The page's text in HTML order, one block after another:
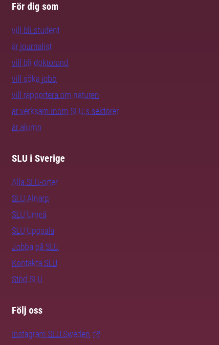
För dig som
vill bli student
är journalist
vill bli doktorand
vill söka jobb
vill rapportera om naturen
är verksam inom SLU:s sektorer
är alumn
SLU i Sverige
Alla SLU-orter
SLU Alnarp
SLU Umeå
SLU Uppsala
Jobba på SLU
Kontakta SLU
Stöd SLU
Följ oss
Instagram SLU.Sweden